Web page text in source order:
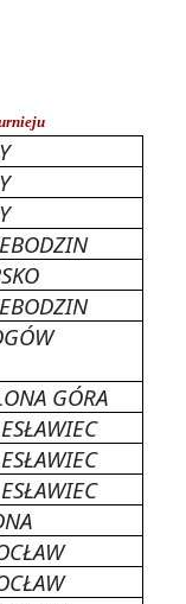
GÓRA